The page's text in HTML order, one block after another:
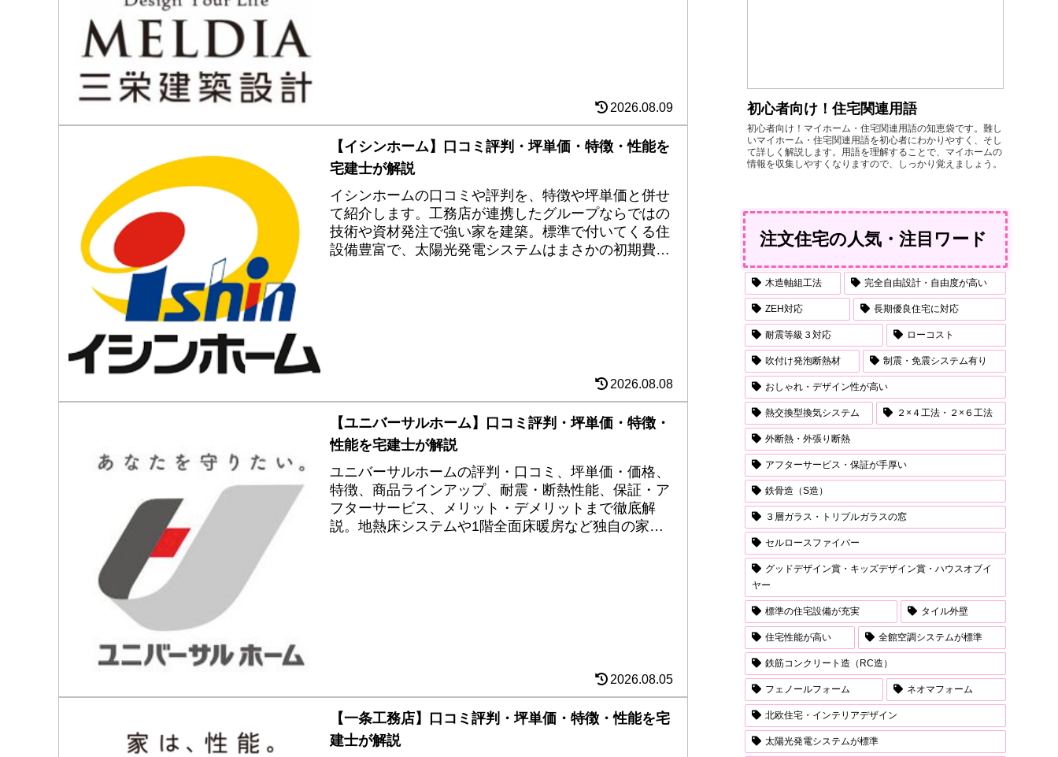
2026.08.09
【イシンホーム】口コミ評判・坪単価・特徴・性能を
宅建士が解説
イシンホームの口コミや評判を、特徴や坪単価と併せ
て紹介します。工務店が連携したグループならではの
技術や資材発注で強い家を建築。標準で付いてくる住
設備豊富で、太陽光発電システムはまさかの初期費用
2026.08.08
【ユニバーサルホーム】口コミ評判・坪単価・特徴・
性能を宅建士が解説
ユニバーサルホームの評判・口コミ、坪単価・価格、
特徴、商品ラインアップ、耐震・断熱性能、保証・ア
フターサービス、メリット・デメリットまで徹底解
説。地熱床システムや1階全面床暖房など独自の家づ
2026.08.05
【一条工務店】口コミ評判・坪単価・特徴・性能を宅
建士が解説
初心者向け！住宅関連用語
初心者向け！マイホーム・住宅関連用語の知恵袋です。難し
いマイホーム・住宅関連用語を初心者にわかりやすく、そし
て詳しく解説します。用語を理解することで、マイホームの
情報を収集しやすくなりますので、しっかり覚えましょう。
注文住宅の人気・注目ワード
木造軸組工法 完全自由設計・自由度が高い
ZEH対応 長期優良住宅に対応
耐震等級３対応 ローコスト
吹付け発泡断熱材 制震・免震システム有り
おしゃれ・デザイン性が高い
熱交換型換気システム ２×４工法・２×６工法
外断熱・外張り断熱
アフターサービス・保証が手厚い
鉄骨造（S造）
３層ガラス・トリプルガラスの窓
セルロースファイバー
グッドデザイン賞・キッズデザイン賞・ハウスオブイ
ヤー
標準の住宅設備が充実 タイル外壁
住宅性能が高い 全館空調システムが標準
鉄筋コンクリート造（RC造）
フェノールフォーム ネオマフォーム
北欧住宅・インテリアデザイン
太陽光発電システムが標準